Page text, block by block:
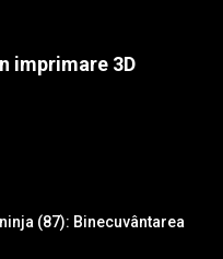
imprimare 3D
(87): Binecuvântarea